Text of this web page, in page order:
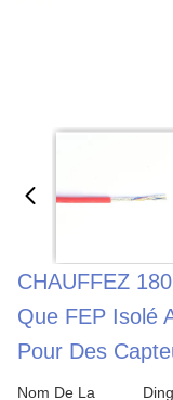
CHAUFFEZ
Que FEP Isolé
Pour Des
Nom De La